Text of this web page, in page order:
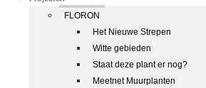
FLORON
Het Nieuwe Strepen
Witte gebieden
Staat deze plant er nog?
Meetnet Muurplanten